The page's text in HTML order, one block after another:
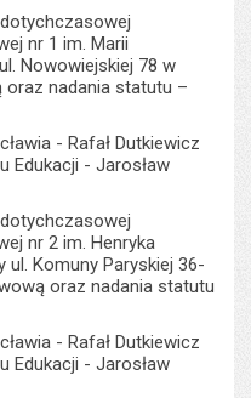
nr 1 im. Marii
Nowowiejskiej 78 w
oraz nadania statutu –
- Rafał Dutkiewicz
Edukacji - Jarosław
nr 2 im. Henryka
ul. Komuny Paryskiej 36-
oraz nadania statutu
- Rafał Dutkiewicz
Edukacji - Jarosław